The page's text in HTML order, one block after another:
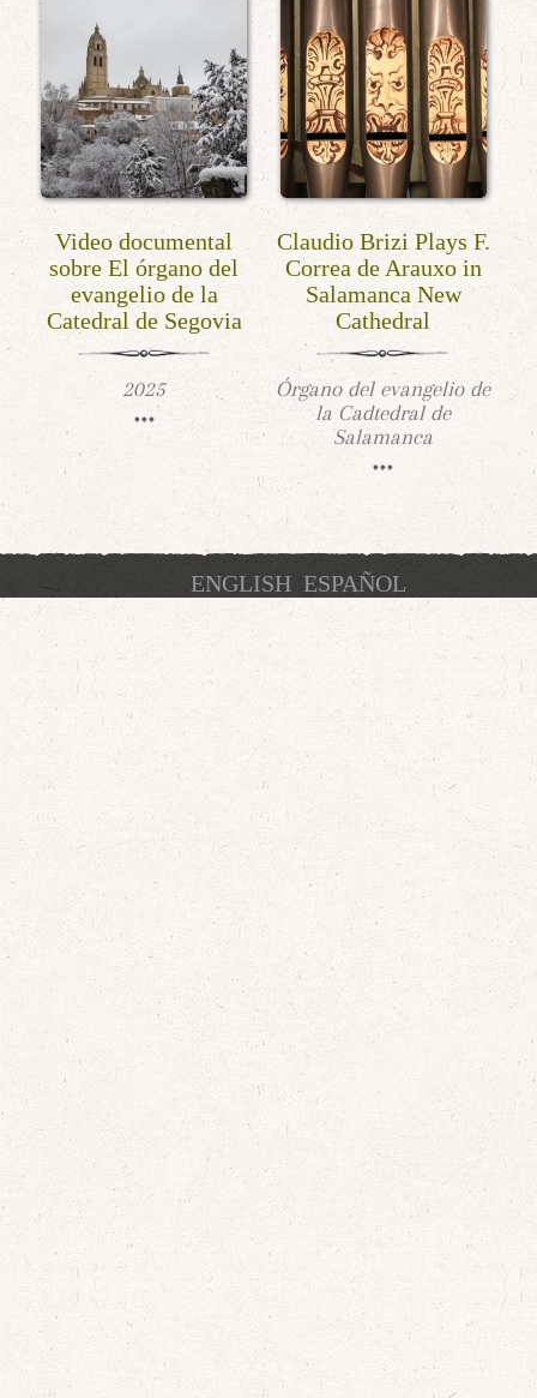
Video documental
sobre El órgano del
evangelio de la
Catedral de Segovia
2025
Claudio Brizi Plays F.
Correa de Arauxo in
Salamanca New
Cathedral
Órgano del evangelio de
la Cadtedral de
Salamanca
ENGLISH ESPAÑOL